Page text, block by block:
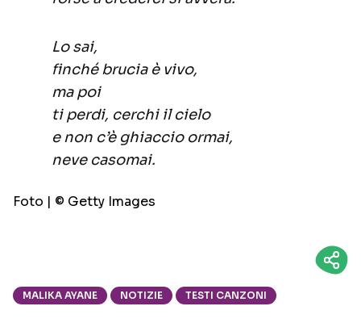
Lo sai,
finché brucia è vivo,
ma poi
ti perdi, cerchi il cielo
e non c’è ghiaccio ormai,
neve casomai.
Foto | © Getty Images
MALIKA AYANE NOTIZIE TESTI CANZONI